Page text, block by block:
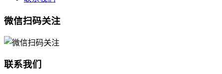
微信扫码关注
联系我们